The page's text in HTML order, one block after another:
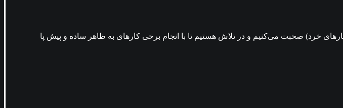
خرد) صحبت می‌کنیم و در تلاش هستیم تا با انجام برخی کارهای به ظاهر ساده و پیش‌ پا